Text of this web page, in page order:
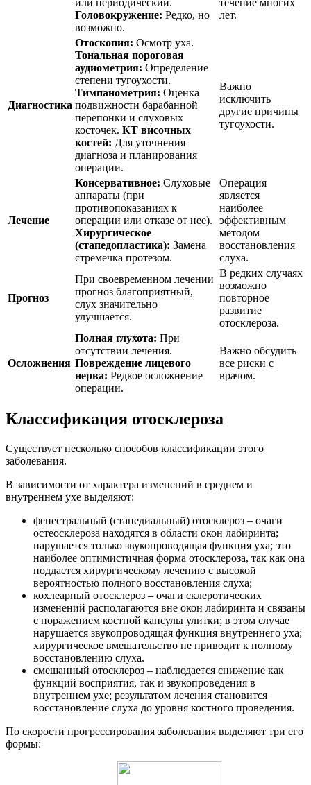
Головокружение: Редко, но
возможно.
лет.
Диагностика
Отоскопия: Осмотр уха.
Тональная пороговая
аудиометрия: Определение
степени тугоухости.
Тимпанометрия: Оценка
подвижности барабанной
перепонки и слуховых
косточек. КТ височных
костей: Для уточнения
диагноза и планирования
операции.
Важно
исключить
другие причины
тугоухости.
Лечение
Консервативное: Слуховые
аппараты (при
противопоказаниях к
операции или отказе от нее).
Хирургическое
(стапедопластика): Замена
стремечка протезом.
Операция
является
наиболее
эффективным
методом
восстановления
слуха.
Прогноз
При своевременном лечении
прогноз благоприятный,
слух значительно
улучшается.
В редких случаях
возможно
повторное
развитие
отосклероза.
Осложнения
Полная глухота: При
отсутствии лечения.
Повреждение лицевого
нерва: Редкое осложнение
операции.
Важно обсудить
все риски с
врачом.
Классификация отосклероза
Существует несколько способов классификации этого
заболевания.
В зависимости от характера изменений в среднем и
внутреннем ухе выделяют:
фенестральный (стапедиальный) отосклероз – очаги
остеосклероза находятся в области окон лабиринта;
нарушается только звукопроводящая функция уха; это
наиболее оптимистичная форма отосклероза, так как она
поддается хирургическому лечению с высокой
вероятностью полного восстановления слуха;
кохлеарный отосклероз – очаги склеротических
изменений располагаются вне окон лабиринта и связаны
с поражением костной капсулы улитки; в этом случае
нарушается звукопроводящая функция внутреннего уха;
хирургическое вмешательство не приводит к полному
восстановлению слуха.
смешанный отосклероз – наблюдается снижение как
функций восприятия, так и звукопроведения в
внутреннем ухе; результатом лечения становится
восстановление слуха до уровня костного проведения.
По скорости прогрессирования заболевания выделяют три его
формы: